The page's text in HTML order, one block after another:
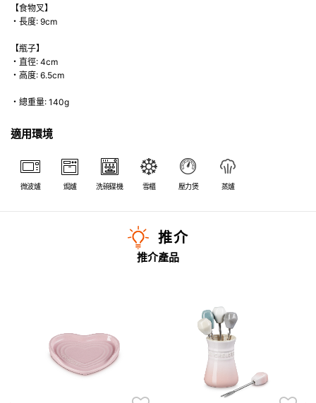
【食物叉】
・長度: 9cm
【瓶子】
・直徑: 4cm
・高度: 6.5cm
・總重量: 140g
適用環境
微波爐 焗爐 洗碗碟機 雪櫃 壓力煲 蒸爐
推介
推介產品